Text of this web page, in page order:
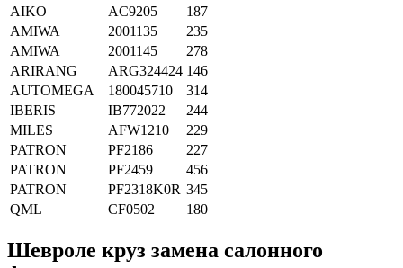
AIKO
AC9205
187
AMIWA
2001135
235
AMIWA
2001145
278
ARIRANG
ARG324424 146
AUTOMEGA
180045710
314
IBERIS
IB772022
244
MILES
AFW1210
229
PATRON
PF2186
227
PATRON
PF2459
456
PATRON
PF2318K0R 345
QML
CF0502 180
Шевроле круз замена салонного